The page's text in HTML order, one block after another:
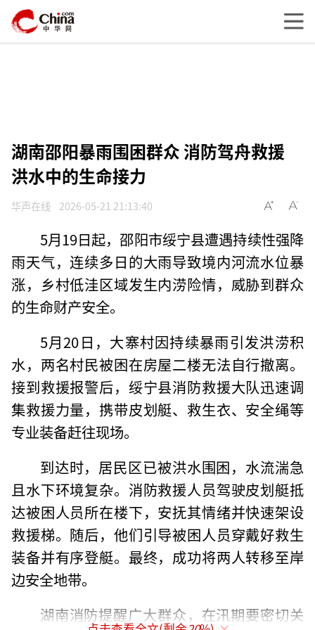
湖南邵阳暴雨围困群众 消防驾舟救援
洪水中的生命接力
华声在线 2026-05-21 21:13:40
5月19日起，邵阳市绥宁县遭遇持续性强降
雨天气，连续多日的大雨导致境内河流水位暴
涨，乡村低洼区域发生内涝险情，威胁到群众
的生命财产安全。
5月20日，大寨村因持续暴雨引发洪涝积
水，两名村民被困在房屋二楼无法自行撤离。
接到救援报警后，绥宁县消防救援大队迅速调
集救援力量，携带皮划艇、救生衣、安全绳等
专业装备赶往现场。
到达时，居民区已被洪水围困，水流湍急
且水下环境复杂。消防救援人员驾驶皮划艇抵
达被困人员所在楼下，安抚其情绪并快速架设
救援梯。随后，他们引导被困人员穿戴好救生
装备并有序登艇。最终，成功将两人转移至岸
边安全地带。
湖南消防提醒广大群众，在汛期要密切关